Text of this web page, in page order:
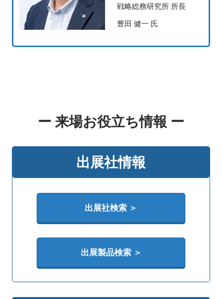
戦略総務研究所 所長
豊田 健一 氏
ー 来場お役立ち情報 ー
出展社情報
出展社検索 ＞
出展製品検索 ＞